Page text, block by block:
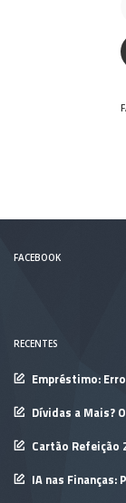
FACEBOOK
RECENTES
Empréstimo:
Dívidas a Mais?
Cartão Refeição
IA nas Finanças: